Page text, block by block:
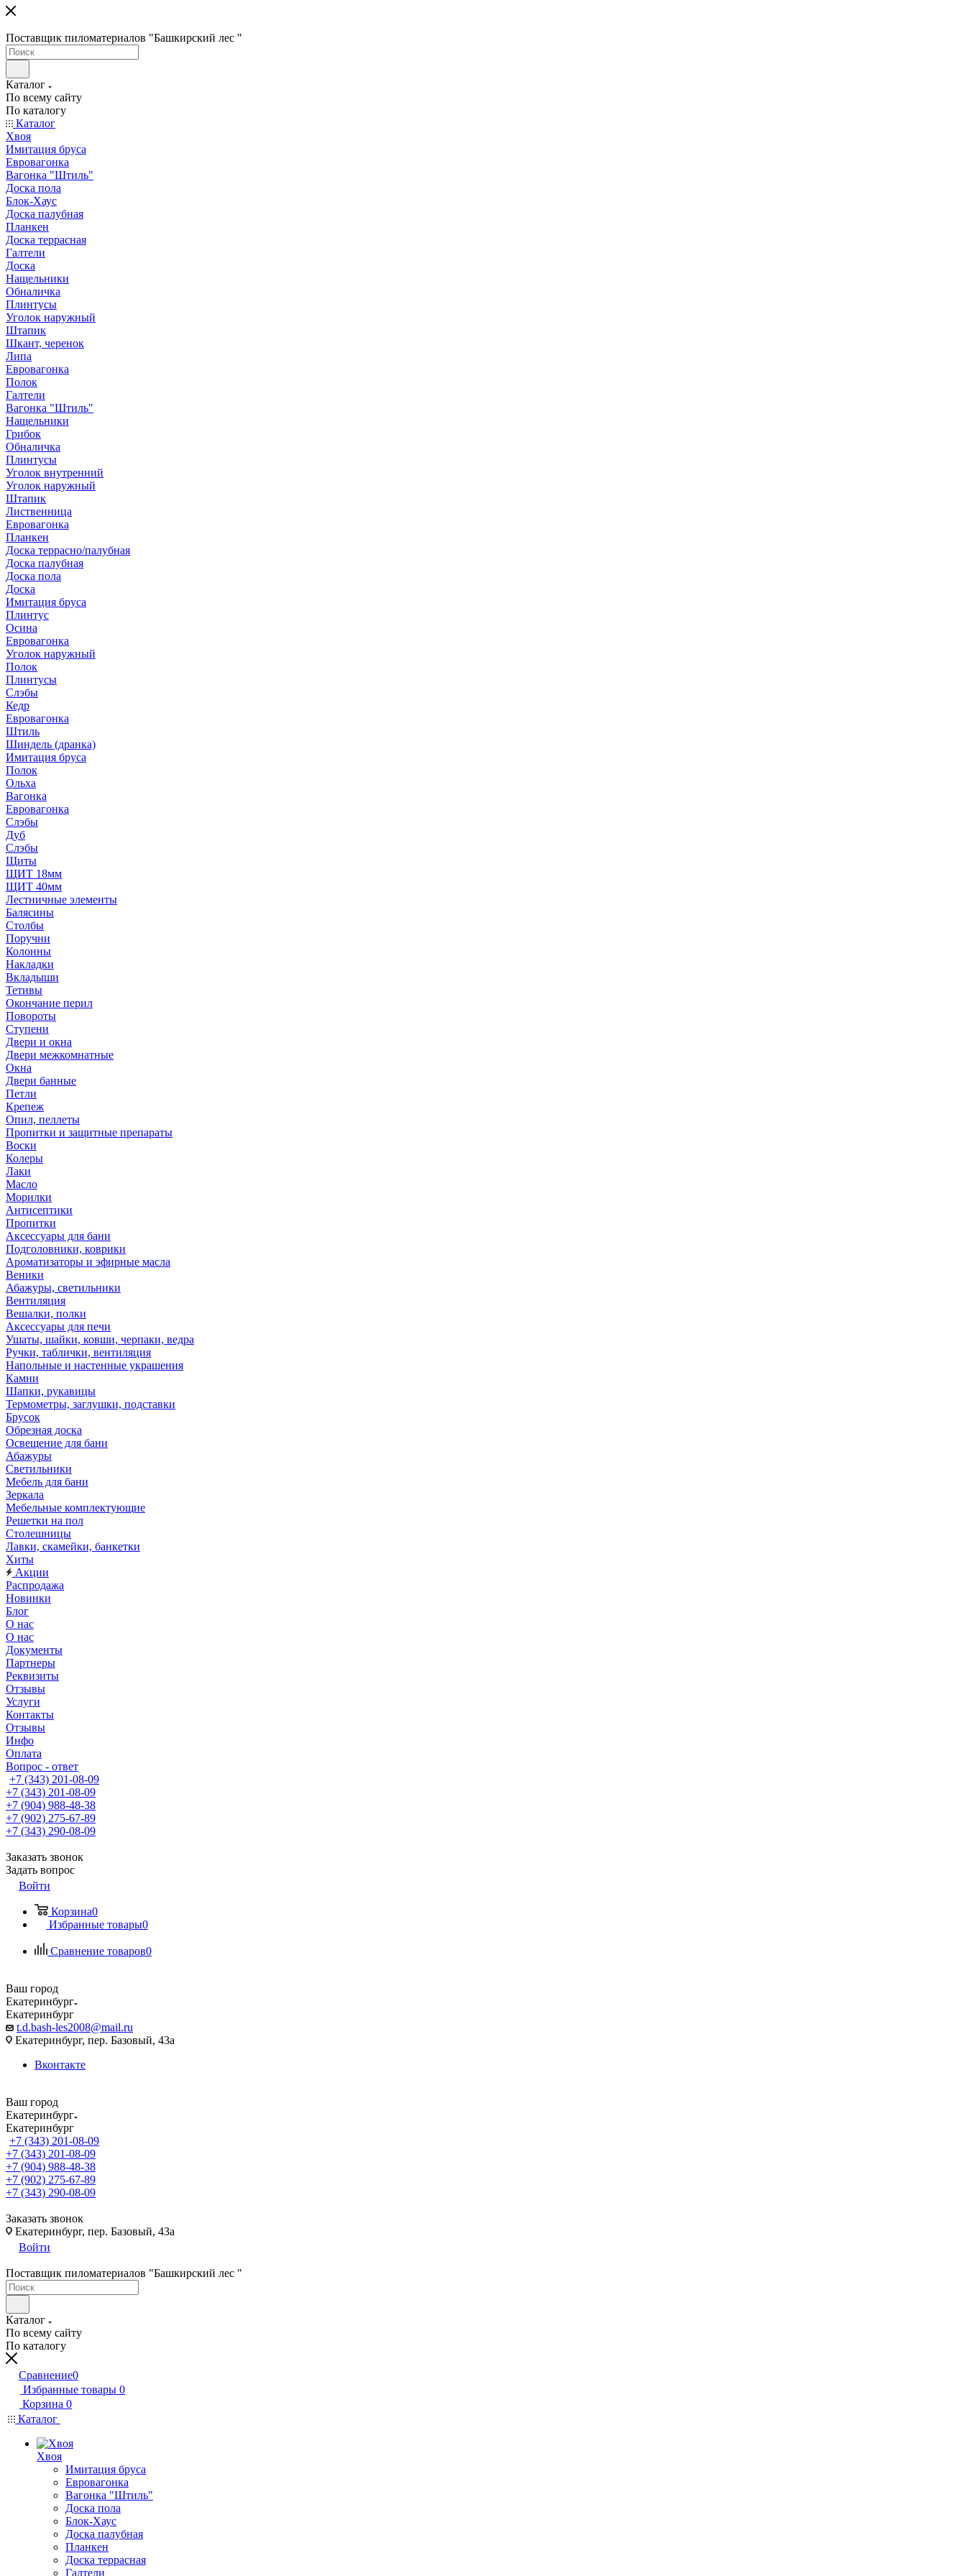
Поставщик пиломатериалов "Башкирский лес "
Каталог
По всему сайту
По каталогу
Каталог
Хвоя
Имитация бруса
Евровагонка
Вагонка "Штиль"
Доска пола
Блок-Хаус
Доска палубная
Планкен
Доска террасная
Галтели
Доска
Нащельники
Обналичка
Плинтусы
Уголок наружный
Штапик
Шкант, черенок
Липа
Евровагонка
Полок
Галтели
Вагонка "Штиль"
Нащельники
Грибок
Обналичка
Плинтусы
Уголок внутренний
Уголок наружный
Штапик
Лиственница
Евровагонка
Планкен
Доска террасно/палубная
Доска палубная
Доска пола
Доска
Имитация бруса
Плинтус
Осина
Евровагонка
Уголок наружный
Полок
Плинтусы
Слэбы
Кедр
Евровагонка
Штиль
Шиндель (дранка)
Имитация бруса
Полок
Ольха
Вагонка
Евровагонка
Слэбы
Дуб
Слэбы
Щиты
ЩИТ 18мм
ЩИТ 40мм
Лестничные элементы
Балясины
Столбы
Поручни
Колонны
Накладки
Вкладыши
Тетивы
Окончание перил
Повороты
Ступени
Двери и окна
Двери межкомнатные
Окна
Двери банные
Петли
Крепеж
Опил, пеллеты
Пропитки и защитные препараты
Воски
Колеры
Лаки
Масло
Морилки
Антисептики
Пропитки
Аксессуары для бани
Подголовники, коврики
Ароматизаторы и эфирные масла
Веники
Абажуры, светильники
Вентиляция
Вешалки, полки
Аксессуары для печи
Ушаты, шайки, ковши, черпаки, ведра
Ручки, таблички, вентиляция
Напольные и настенные украшения
Камни
Шапки, рукавицы
Термометры, заглушки, подставки
Брусок
Обрезная доска
Освещение для бани
Абажуры
Светильники
Мебель для бани
Зеркала
Мебельные комплектующие
Решетки на пол
Столешницы
Лавки, скамейки, банкетки
Хиты
Акции
Распродажа
Новинки
Блог
О нас
О нас
Документы
Партнеры
Реквизиты
Отзывы
Услуги
Контакты
Отзывы
Инфо
Оплата
Вопрос - ответ
+7 (343) 201-08-09
+7 (343) 201-08-09
+7 (904) 988-48-38
+7 (902) 275-67-89
+7 (343) 290-08-09
Заказать звонок
Задать вопрос
Войти
Корзина0
Избранные товары0
Сравнение товаров0
Ваш город
Екатеринбург
Екатеринбург
t.d.bash-les2008@mail.ru
Екатеринбург, пер. Базовый, 43а
Вконтакте
Ваш город
Екатеринбург
Екатеринбург
+7 (343) 201-08-09
+7 (343) 201-08-09
+7 (904) 988-48-38
+7 (902) 275-67-89
+7 (343) 290-08-09
Заказать звонок
Екатеринбург, пер. Базовый, 43а
Войти
Поставщик пиломатериалов "Башкирский лес "
Каталог
По всему сайту
По каталогу
Сравнение0
Избранные товары 0
Корзина 0
Каталог
Хвоя
Имитация бруса
Евровагонка
Вагонка "Штиль"
Доска пола
Блок-Хаус
Доска палубная
Планкен
Доска террасная
Галтели